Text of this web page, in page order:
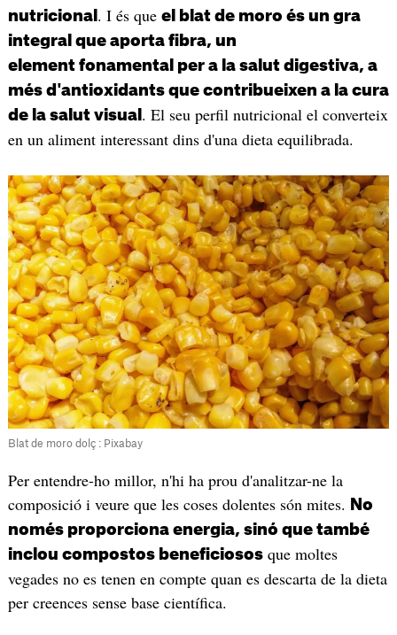
nutricional . I és que el blat de moro és un gra
integral que aporta fibra, un
element fonamental per a la salut digestiva, a
més d'antioxidants que contribueixen a la cura
de la salut visual . El seu perfil nutricional el converteix
en un aliment interessant dins d'una dieta equilibrada.
Blat de moro dolç : Pixabay
Per entendre-ho millor, n'hi ha prou d'analitzar-ne la
composició i veure que les coses dolentes són mites.
No
només proporciona energia, sinó que també
inclou compostos beneficiososque moltes
vegades no es tenen en compte quan es descarta de la dieta
per creences sense base científica.